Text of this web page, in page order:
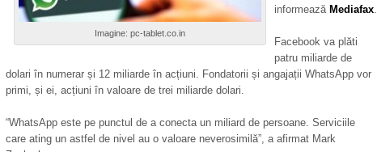
Imagine: pc-tablet.co.in
informează Mediafax.
Facebook va plăti
patru miliarde de
dolari în numerar și 12 miliarde în acțiuni. Fondatorii și angajații WhatsApp vor
primi, și ei, acțiuni în valoare de trei miliarde dolari.
“WhatsApp este pe punctul de a conecta un miliard de persoane. Serviciile
care ating un astfel de nivel au o valoare neverosimilă”, a afirmat Mark